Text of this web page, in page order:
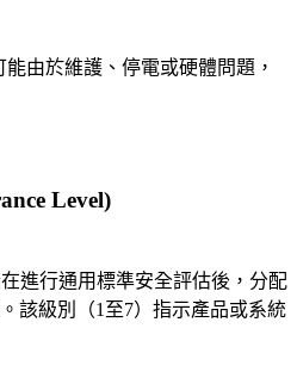
由於維護、停電或硬體問題，
Level)
進行通用標準安全評估後，分配
該級別（1至7）指示產品或系統